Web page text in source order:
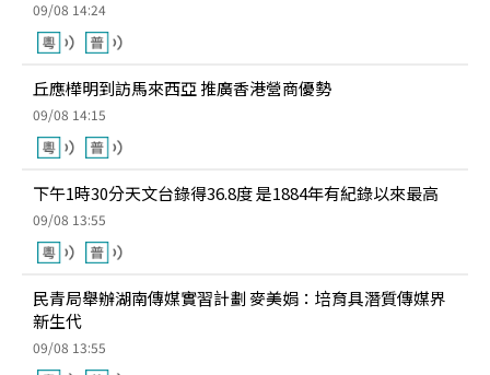
09/08 14:24
丘應樺明到訪馬來西亞 推廣香港營商優勢
09/08 14:15
下午1時30分天文台錄得36.8度 是1884年有紀錄以來最高
09/08 13:55
民青局舉辦湖南傳媒實習計劃 麥美娟：培育具潛質傳媒界
新生代
09/08 13:55